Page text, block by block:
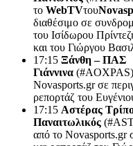
το WebTVτου
διαθέσιμο σε
του Ισίδωρου
και του Γιώργου
17:15 Ξάνθη – ΠΑΣ
Γιάννινα (#AOXPAS)
Novasports.gr σε
ρεπορτάζ του
17:15 Αστέρας
Παναιτωλικός
από το Novasports.gr